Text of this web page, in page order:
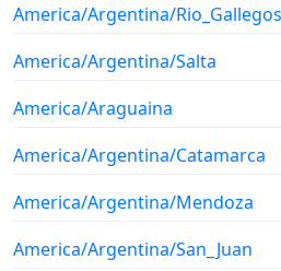
America/Argentina/Rio_Gallegos
America/Argentina/Salta
America/Araguaina
America/Argentina/Catamarca
America/Argentina/Mendoza
America/Argentina/San_Juan